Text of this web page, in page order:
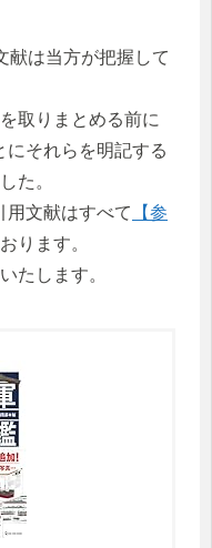
は当方が把握して
取りまとめる前に
にそれらを明記する
た。
用文献はすべて
【参
ります。
たします。